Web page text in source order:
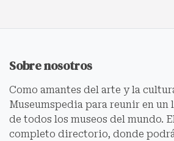
Sobre nosotros
Como amantes del arte y la
Museumspedia para reunir en
de todos los museos del mundo.
completo directorio, donde